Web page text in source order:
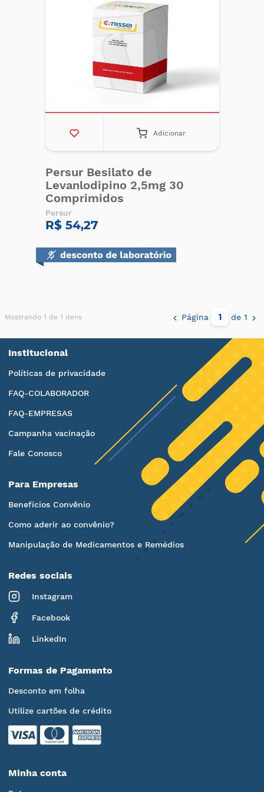
Adicionar
Persur Besilato de
Levanlodipino 2,5mg 30
Comprimidos
Persur
R$ 54,27
Mostrando 1 de 1 itens Página de 1
Institucional
Políticas de privacidade
FAQ-COLABORADOR
FAQ-EMPRESAS
Campanha vacinação
Fale Conosco
Para Empresas
Benefícios Convênio
Como aderir ao convênio?
Manipulação de Medicamentos e Remédios
Redes sociais
Instagram
Facebook
LinkedIn
Formas de Pagamento
Desconto em folha
Utilize cartões de crédito
Minha conta